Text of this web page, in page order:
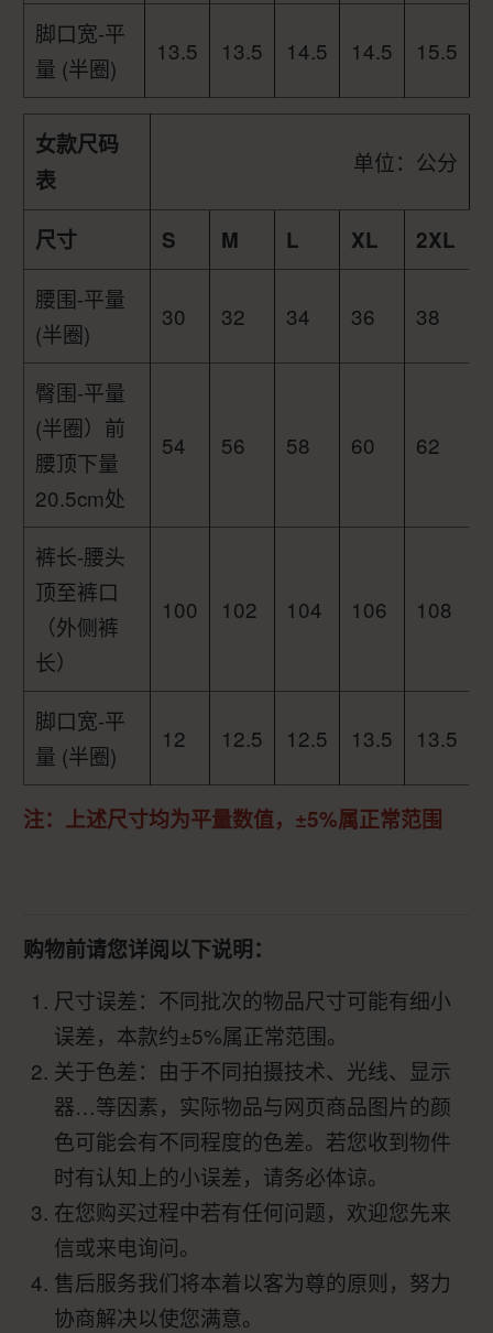
脚口宽-平
量 (半圈)
13.5 13.5 14.5 14.5 15.5
女款尺码
表
单位：公分
尺寸 S M L XL
2XL
腰围-平量
(半圈)
30 32 34 36 38
臀围-平量
(半圈）前
腰顶下量
20.5cm处
54 56 58 60 62
裤长-腰头
顶至裤口
（外侧裤
长）
100 102 104 106 108
脚口宽-平
量 (半圈)
12 12.5 12.5 13.5 13.5
注：上述尺寸均为平量数值，±5%属正常范围
购物前请您详阅以下说明：
尺寸误差：不同批次的物品尺寸可能有细小
误差，本款约±5%属正常范围。
关于色差：由于不同拍摄技术、光线、显示
器…等因素，实际物品与网页商品图片的颜
色可能会有不同程度的色差。若您收到物件
时有认知上的小误差，请务必体谅。
在您购买过程中若有任何问题，欢迎您先来
信或来电询问。
售后服务我们将本着以客为尊的原则，努力
协商解决以使您满意。